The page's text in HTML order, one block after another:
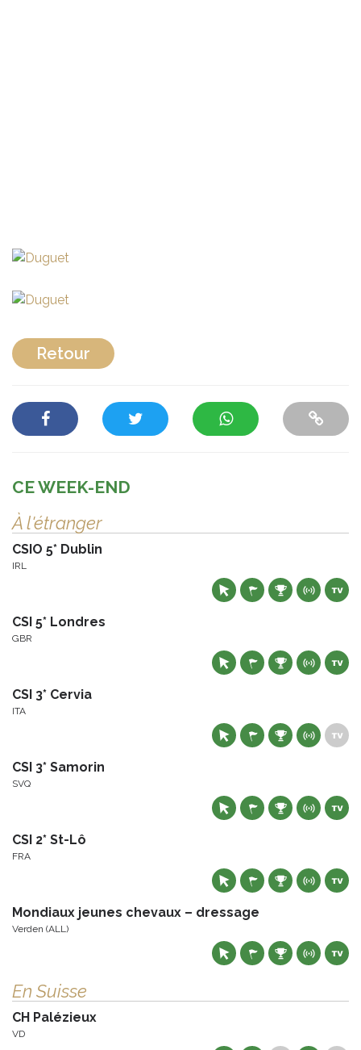
Retour
CE WEEK-END
À l'étranger
CSIO 5* Dublin
IRL
CSI 5* Londres
GBR
CSI 3* Cervia
ITA
CSI 3* Samorin
SVQ
CSI 2* St-Lô
FRA
Mondiaux jeunes chevaux – dressage
Verden (ALL)
En Suisse
CH Palézieux
VD